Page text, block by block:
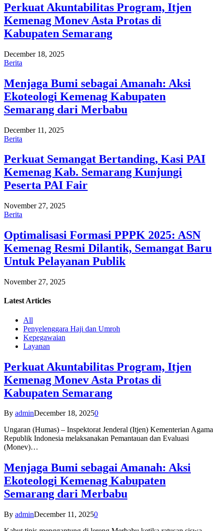
Perkuat Akuntabilitas Program, Itjen
Kemenag Monev Asta Protas di
Kabupaten Semarang
December 18, 2025
Berita
Menjaga Bumi sebagai Amanah: Aksi
Ekoteologi Kemenag Kabupaten
Semarang dari Merbabu
December 11, 2025
Berita
Perkuat Semangat Bertanding, Kasi PAI
Kemenag Kab. Semarang Kunjungi
Peserta PAI Fair
November 27, 2025
Berita
Optimalisasi Formasi PPPK 2025: ASN
Kemenag Resmi Dilantik, Semangat Baru
Untuk Pelayanan Publik
November 27, 2025
Latest Articles
All
Penyelenggara Haji dan Umroh
Kepegawaian
Layanan
Perkuat Akuntabilitas Program, Itjen
Kemenag Monev Asta Protas di
Kabupaten Semarang
By adminDecember 18, 20250
Ungaran (Humas) – Inspektorat Jenderal (Itjen) Kementerian Agama
Republik Indonesia melaksanakan Pemantauan dan Evaluasi
(Monev)…
Menjaga Bumi sebagai Amanah: Aksi
Ekoteologi Kemenag Kabupaten
Semarang dari Merbabu
By adminDecember 11, 20250